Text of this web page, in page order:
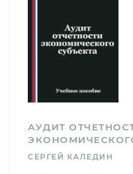
АУДИТ
СЕРГЕЙ КАЛЕДИН